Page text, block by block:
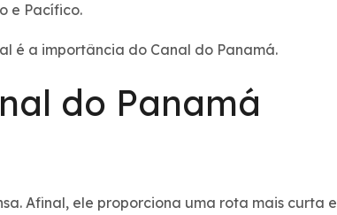
e Pacífico.
é a importância do Canal do Panamá.
do Panamá
Afinal, ele proporciona uma rota mais curta e